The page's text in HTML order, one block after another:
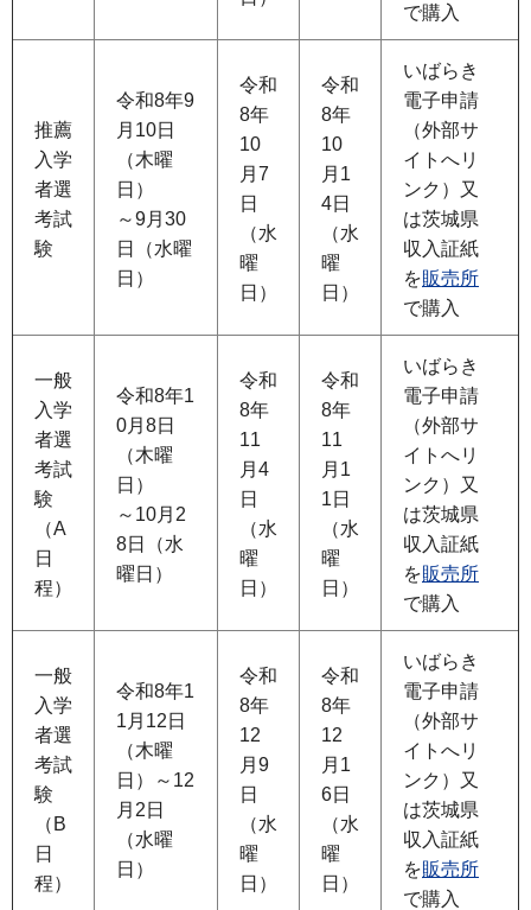
で購入
推薦
入学
者選
考試
験
令和8年9
月10日
（木曜
日）
～9月30
日（水曜
日）
令和
8年
10
月7
日
（水
曜
日）
令和
8年
10
月1
4日
（水
曜
日）
いばらき
電子申請
（外部サ
イトへリ
ンク）又
は茨城県
収入証紙
を販売所
で購入
一般
入学
者選
考試
験
（A
日
程）
令和8年1
0月8日
（木曜
日）
～10月2
8日（水
曜日）
令和
8年
11
月4
日
（水
曜
日）
令和
8年
11
月1
1日
（水
曜
日）
いばらき
電子申請
（外部サ
イトへリ
ンク）又
は茨城県
収入証紙
を販売所
で購入
一般
入学
者選
考試
験
（B
日
程）
令和8年1
1月12日
（木曜
日）～12
月2日
（水曜
日）
令和
8年
12
月9
日
（水
曜
日）
令和
8年
12
月1
6日
（水
曜
日）
いばらき
電子申請
（外部サ
イトへリ
ンク）又
は茨城県
収入証紙
を販売所
で購入